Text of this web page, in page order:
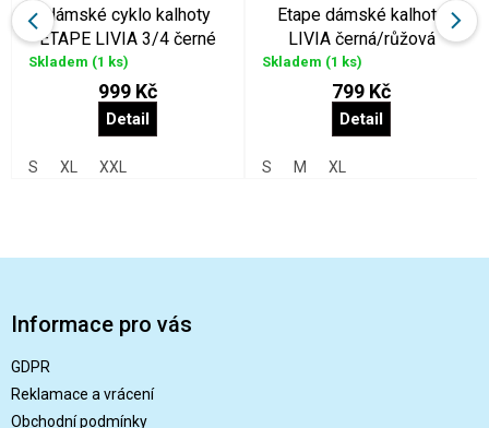
dámské cyklo kalhoty
ETAPE LIVIA 3/4 černé
Skladem (1 ks)
999 Kč
Detail
S XL XXL
Etape dámské kalhoty
LIVIA černá/růžová
Skladem (1 ks)
799 Kč
Detail
S M XL
Informace pro vás
GDPR
Reklamace a vrácení
Obchodní podmínky